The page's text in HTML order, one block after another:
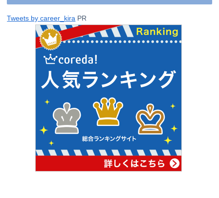
Tweets by career_kira PR